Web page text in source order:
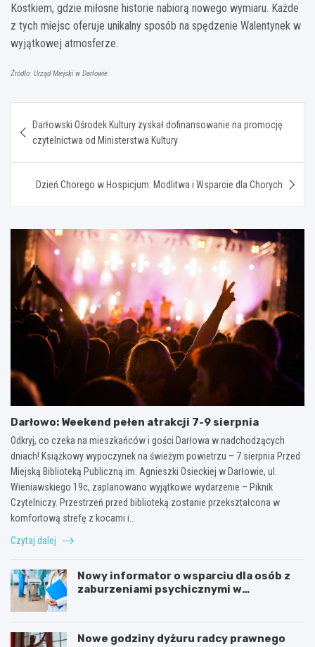
Kostkiem, gdzie miłosne historie nabiorą nowego wymiaru. Każde
z tych miejsc oferuje unikalny sposób na spędzenie Walentynek w
wyjątkowej atmosferze.
Źródło: Urząd Miejski w Darłowie
wpisu
Darłowski Ośrodek Kultury zyskał dofinansowanie na promocję
czytelnictwa od Ministerstwa Kultury
Dzień Chorego w Hospicjum: Modlitwa i Wsparcie dla Chorych
Darłowo: Weekend pełen atrakcji 7-9 sierpnia
Odkryj, co czeka na mieszkańców i gości Darłowa w nadchodzących
dniach! Książkowy wypoczynek na świeżym powietrzu – 7 sierpnia Przed
Miejską Biblioteką Publiczną im. Agnieszki Osieckiej w Darłowie, ul.
Wieniawskiego 19c, zaplanowano wyjątkowe wydarzenie – Piknik
Czytelniczy. Przestrzeń przed biblioteką zostanie przekształcona w
komfortową strefę z kocami i…
Czytaj dalej
Nowy informator o wsparciu dla osób z
zaburzeniami psychicznymi w
Nowe godziny dyżuru radcy prawnego